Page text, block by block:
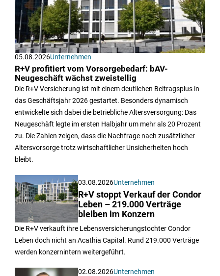
05.08.2026Unternehmen
R+V profitiert vom Vorsorgebedarf: bAV-
Neugeschäft wächst zweistellig
Die R+V Versicherung ist mit einem deutlichen Beitragsplus in
das Geschäftsjahr 2026 gestartet. Besonders dynamisch
entwickelte sich dabei die betriebliche Altersversorgung: Das
Neugeschäft legte im ersten Halbjahr um mehr als 20 Prozent
zu. Die Zahlen zeigen, dass die Nachfrage nach zusätzlicher
Altersvorsorge trotz wirtschaftlicher Unsicherheiten hoch
bleibt.
03.08.2026Unternehmen
R+V stoppt Verkauf der Condor
Leben – 219.000 Verträge
bleiben im Konzern
Die R+V verkauft ihre Lebensversicherungstochter Condor
Leben doch nicht an Acathia Capital. Rund 219.000 Verträge
werden konzernintern weitergeführt.
02.08.2026Unternehmen